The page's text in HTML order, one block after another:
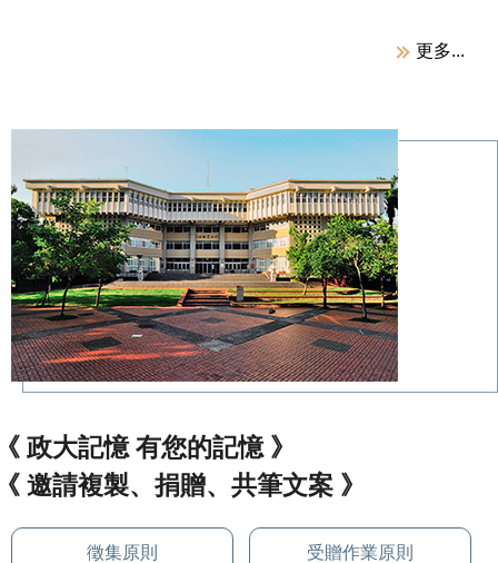
更多...
政大記憶 有您的記憶 》
邀請複製、捐贈、共筆文案 》
徵集原則 受贈作業原則